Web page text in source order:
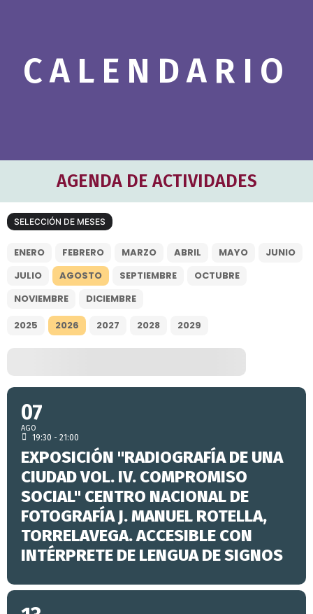
CALENDARIO
AGENDA DE ACTIVIDADES
SELECCIÓN DE MESES
ENERO FEBRERO MARZO ABRIL MAYO
JUNIO
JULIO
AGOSTO SEPTIEMBRE
OCTUBRE
NOVIEMBRE
DICIEMBRE
2025
2026 2027 2028 2029
07
AGO
19:30 - 21:00
EXPOSICIÓN "RADIOGRAFÍA DE UNA
CIUDAD VOL. IV. COMPROMISO
SOCIAL" CENTRO NACIONAL DE
FOTOGRAFÍA J. MANUEL ROTELLA,
TORRELAVEGA. ACCESIBLE CON
INTÉRPRETE DE LENGUA DE SIGNOS